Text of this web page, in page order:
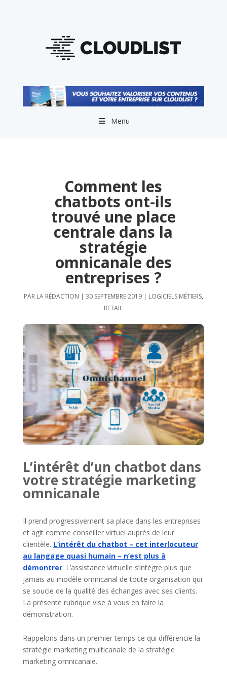
Menu
Comment les
chatbots ont-ils
trouvé une place
centrale dans la
stratégie
omnicanale des
entreprises ?
PAR LA RÉDACTION | 30 SEPTEMBRE 2019| LOGICIELS MÉTIERS,
RETAIL
L’intérêt d’un chatbot dans
votre stratégie marketing
omnicanale
Il prend progressivement sa place dans les entreprises
et agit comme conseiller virtuel auprès de leur
clientèle. L’intérêt du chatbot – cet interlocuteur
au langage quasi humain – n’est plus à
démontrer. L’assistance virtuelle s’intègre plus que
jamais au modèle omnicanal de toute organisation qui
se soucie de la qualité des échanges avec ses clients.
La présente rubrique vise à vous en faire la
démonstration.
Rappelons dans un premier temps ce qui différencie la
stratégie marketing multicanale de la stratégie
marketing omnicanale.